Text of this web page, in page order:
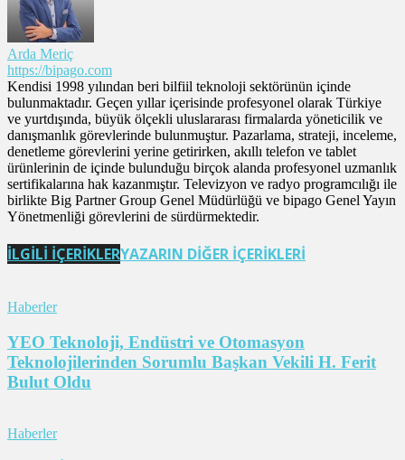
Arda Meriç
https://bipago.com
Kendisi 1998 yılından beri bilfiil teknoloji sektörünün içinde
bulunmaktadır. Geçen yıllar içerisinde profesyonel olarak Türkiye
ve yurtdışında, büyük ölçekli uluslararası firmalarda yöneticilik ve
danışmanlık görevlerinde bulunmuştur. Pazarlama, strateji, inceleme,
denetleme görevlerini yerine getirirken, akıllı telefon ve tablet
ürünlerinin de içinde bulunduğu birçok alanda profesyonel uzmanlık
sertifikalarına hak kazanmıştır. Televizyon ve radyo programcılığı ile
birlikte Big Partner Group Genel Müdürlüğü ve bipago Genel Yayın
Yönetmenliği görevlerini de sürdürmektedir.
İLGİLİ İÇERİKLERYAZARIN DİĞER İÇERİKLERİ
Haberler
YEO Teknoloji, Endüstri ve Otomasyon
Teknolojilerinden Sorumlu Başkan Vekili H. Ferit
Bulut Oldu
Haberler